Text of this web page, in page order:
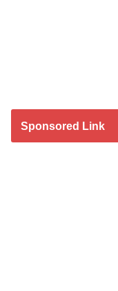
Sponsored Link